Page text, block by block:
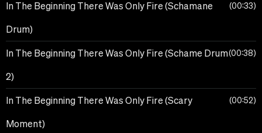
In The Beginning There Was Only Fire (Schamane
Drum)
00:33
In The Beginning There Was Only Fire (Schame Drum
2)
00:38
In The Beginning There Was Only Fire (Scary
Moment)
00:52